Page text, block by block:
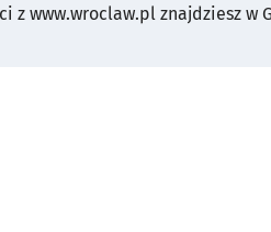
z www.wroclaw.pl znajdziesz w